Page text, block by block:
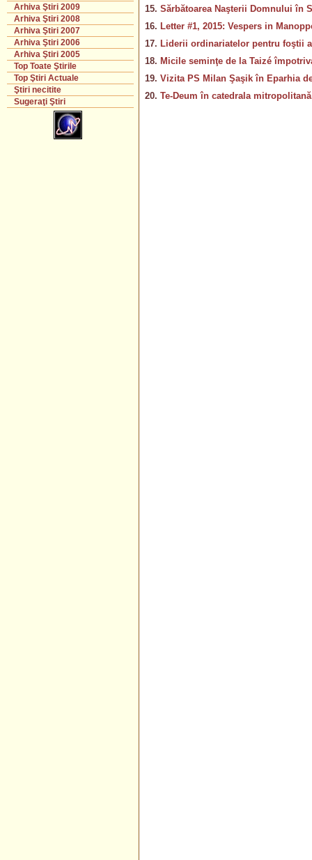
Arhiva Ştiri 2009
Arhiva Ştiri 2008
Arhiva Ştiri 2007
Arhiva Ştiri 2006
Arhiva Ştiri 2005
Top Toate Ştirile
Top Ştiri Actuale
Ştiri necitite
Sugeraţi Ştiri
15. Sărbătoarea Naşterii Domnului în
16. Letter #1, 2015: Vespers in
17. Liderii ordinariatelor pentru foştii
18. Micile seminţe de la Taizé
19. Vizita PS Milan Şaşik în Eparhia
20. Te-Deum în catedrala